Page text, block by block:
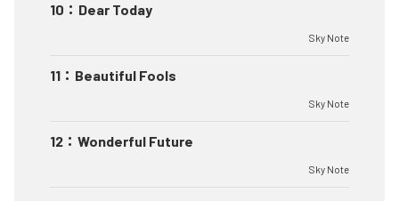
10 ： Dear Today
Sky Note
11 ： Beautiful Fools
Sky Note
12 ： Wonderful Future
Sky Note